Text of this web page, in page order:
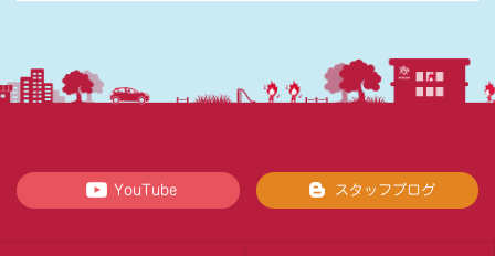
YouTube スタッフブログ